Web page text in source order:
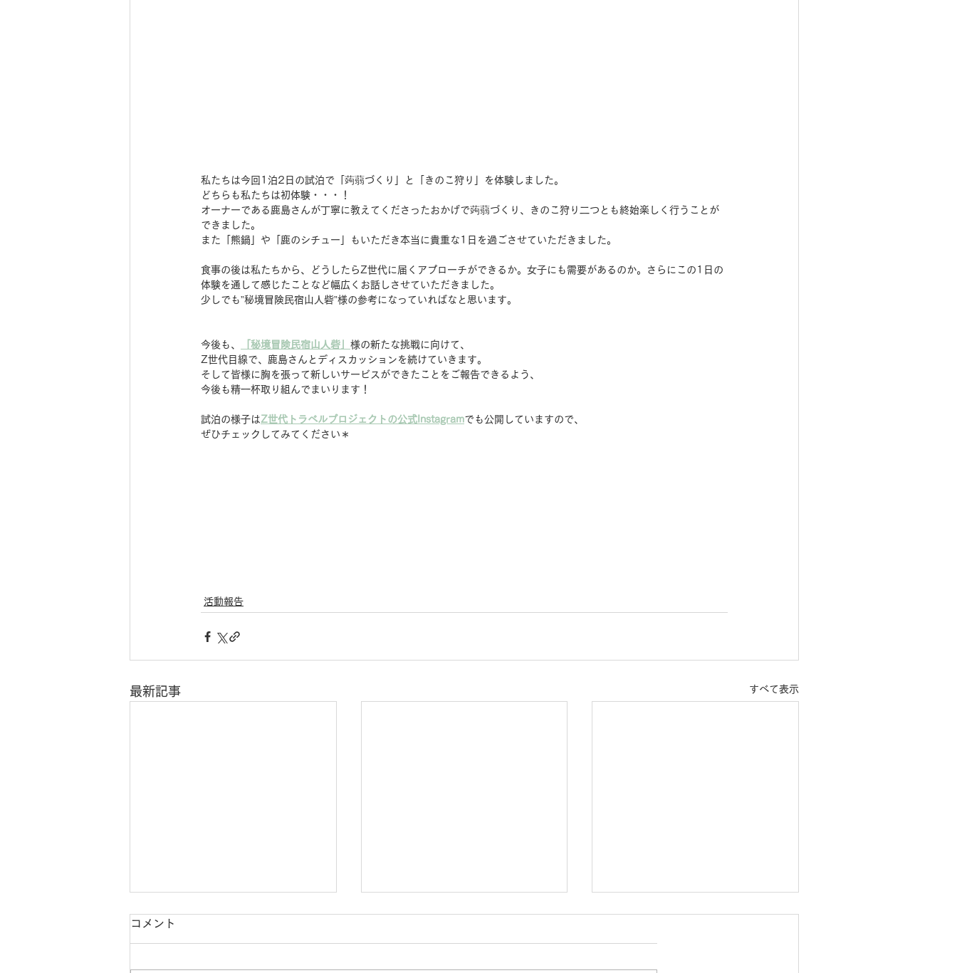
私たちは今回1泊2日の試泊で「蒟蒻づくり」と「きのこ狩り」を体験しました。
どちらも私たちは初体験・・・！
オーナーである鹿島さんが丁寧に教えてくださったおかげで蒟蒻づくり、きのこ狩り二つとも終始楽しく行うことが
できました。
また「熊鍋」や「鹿のシチュー」もいただき本当に貴重な1日を過ごさせていただきました。
食事の後は私たちから、どうしたらZ世代に届くアプローチができるか。女子にも需要があるのか。さらにこの1日の
体験を通して感じたことなど幅広くお話しさせていただきました。
少しでも”秘境冒険民宿山人砦”様の参考になっていればなと思います。
今後も、 「秘境冒険民宿山人砦」 様の新たな挑戦に向けて、
Z世代目線で、鹿島さんとディスカッションを続けていきます。
そして皆様に胸を張って新しいサービスができたことをご報告できるよう、
今後も精一杯取り組んでまいります！
試泊の様子はZ世代トラベルプロジェクトの公式Instagramでも公開していますので、
ぜひチェックしてみてください＊
活動報告
最新記事 すべて表示
コメント